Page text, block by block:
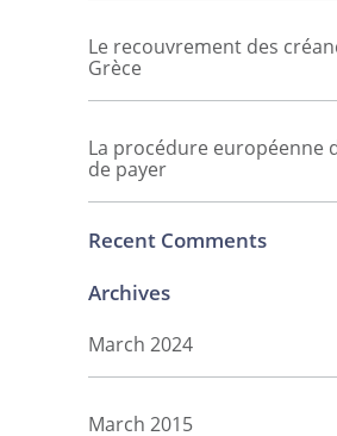
Le recouvrement des
Grèce
La procédure européenne
de payer
Recent Comments
Archives
March 2024
March 2015